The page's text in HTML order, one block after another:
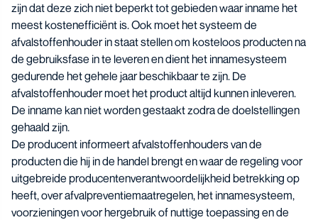
zijn dat deze zich niet beperkt tot gebieden waar inname het
meest kostenefficiënt is. Ook moet het systeem de
afvalstoffenhouder in staat stellen om kosteloos producten na
de gebruiksfase in te leveren en dient het innamesysteem
gedurende het gehele jaar beschikbaar te zijn. De
afvalstoffenhouder moet het product altijd kunnen inleveren.
De inname kan niet worden gestaakt zodra de doelstellingen
gehaald zijn.
De producent informeert afvalstoffenhouders van de
producten die hij in de handel brengt en waar de regeling voor
uitgebreide producentenverantwoordelijkheid betrekking op
heeft, over afvalpreventiemaatregelen, het innamesysteem,
voorzieningen voor hergebruik of nuttige toepassing en de